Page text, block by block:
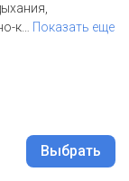
к… Показать еще
Выбрать